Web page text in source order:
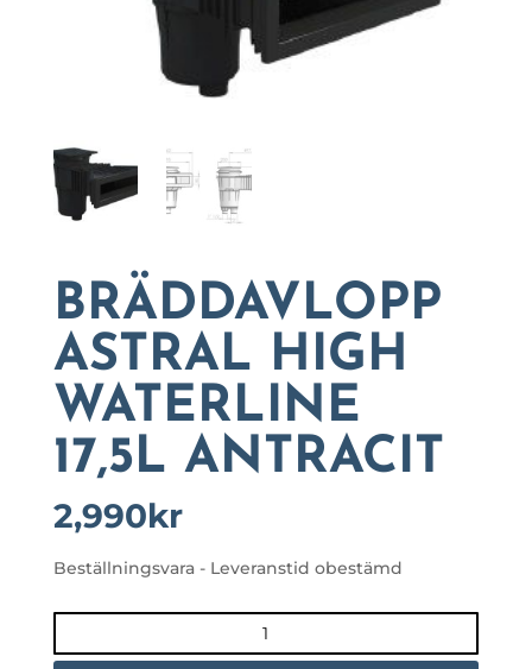
BRÄDDAVLOPP
ASTRAL HIGH
WATERLINE
17,5L ANTRACIT
2,990kr
Beställningsvara - Leveranstid obestämd
ASTRAL